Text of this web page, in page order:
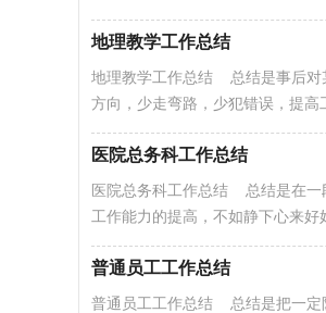
地理教学工作总结
地理教学工作总结 总结是事后对
方向，少走弯路，少犯错误，提
医院总务科工作总结
医院总务科工作总结 总结是在一
工作能力的提高，不如静下心来好
普通员工工作总结
普通员工工作总结 总结是把一定